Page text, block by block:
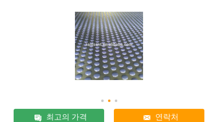
최고의 가격 연락처